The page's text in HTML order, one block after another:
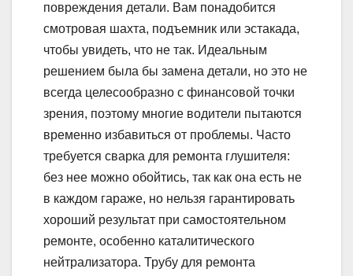
повреждения детали. Вам понадобится
смотровая шахта, подъемник или эстакада,
чтобы увидеть, что не так. Идеальным
решением была бы замена детали, но это не
всегда целесообразно с финансовой точки
зрения, поэтому многие водители пытаются
временно избавиться от проблемы. Часто
требуется сварка для ремонта глушителя:
без нее можно обойтись, так как она есть не
в каждом гараже, но нельзя гарантировать
хороший результат при самостоятельном
ремонте, особенно каталитического
нейтрализатора. Трубу для ремонта